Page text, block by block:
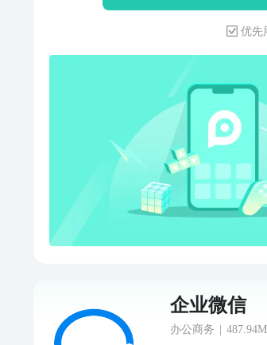
勤和请休假状况
设备绑定一个账
代打卡 8.实时现
主管对其负责的
才有效 10.工时
况，有效掌握时间 盖雅企业版 App，现在已支持多种
包括中文、英语
优先
企业微信
办公商务